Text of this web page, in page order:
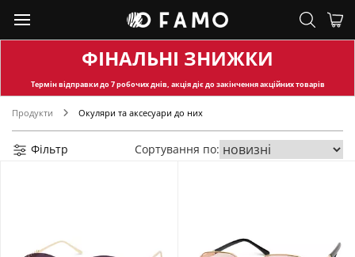
ФІНАЛЬНІ ЗНИЖКИ
Термін відправкидо 7 робочих днів, акція діє до закінчення акційних товарів
Продукти Окуляри та аксесуари до них
Фільтр Сортування по: